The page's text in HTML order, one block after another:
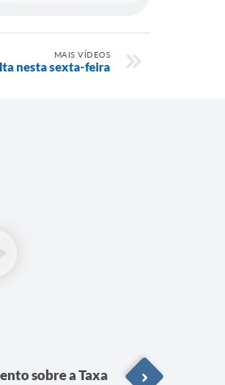
MAIS VÍDEOS
nesta sexta-feira
sobre a Taxa